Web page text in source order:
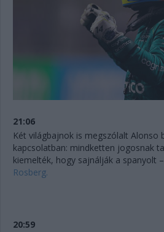
21:06
Két világbajnok is megszólalt Alonso
kapcsolatban: mindketten jogosnak
kiemelték, hogy sajnálják a spanyolt –
Rosberg.
20:59